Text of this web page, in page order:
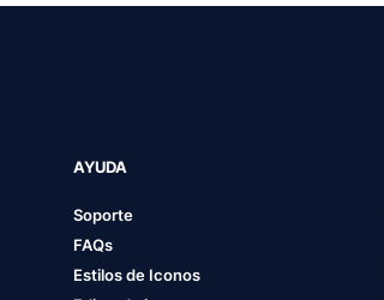
AYUDA
Soporte
FAQs
Estilos de Iconos